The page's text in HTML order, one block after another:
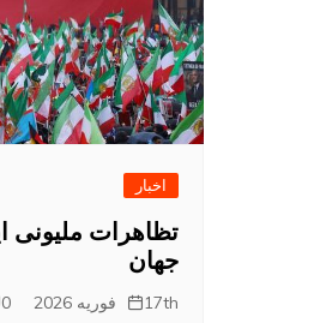
اخبار
تظاهرات ملیونی
جهان
17th فوریه 2026 0